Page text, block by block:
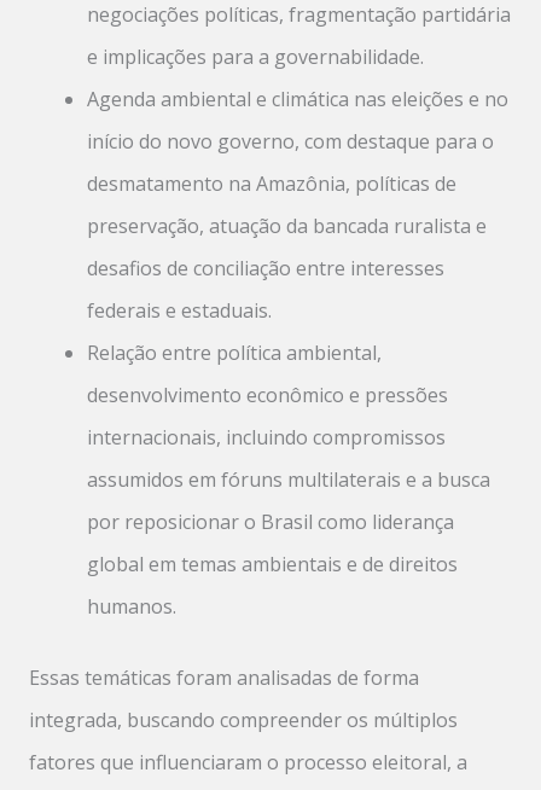
negociações políticas, fragmentação partidária
e implicações para a governabilidade.
Agenda ambiental e climática nas eleições e no
início do novo governo, com destaque para o
desmatamento na Amazônia, políticas de
preservação, atuação da bancada ruralista e
desafios de conciliação entre interesses
federais e estaduais.
Relação entre política ambiental,
desenvolvimento econômico e pressões
internacionais, incluindo compromissos
assumidos em fóruns multilaterais e a busca
por reposicionar o Brasil como liderança
global em temas ambientais e de direitos
humanos.
Essas temáticas foram analisadas de forma
integrada, buscando compreender os múltiplos
fatores que influenciaram o processo eleitoral, a